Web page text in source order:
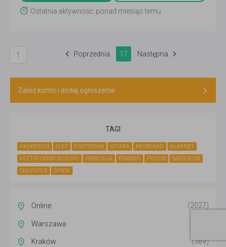
Ostatnia aktywność: ponad miesiąc temu
Poprzednia
1 17 Następna
Załóż konto i dodaj ogłoszenie
TAGI
AKORDEON FLET FORTEPIAN GITARA KEYBOARD
KLARNET
KSZTAŁCENIE SŁUCHU
PERKUSJA PIANINO PUZON
SAKSOFON
SKRZYPCE
ŚPIEW
Online (2027)
Warszawa
Kraków (369)